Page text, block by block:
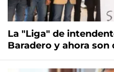
La "Liga" de
Baradero y ahora son